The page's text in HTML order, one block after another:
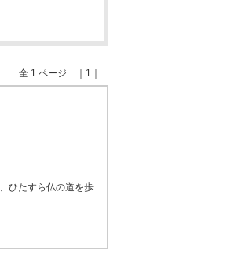
全 1 ページ ｜1｜
ひたすら仏の道を歩